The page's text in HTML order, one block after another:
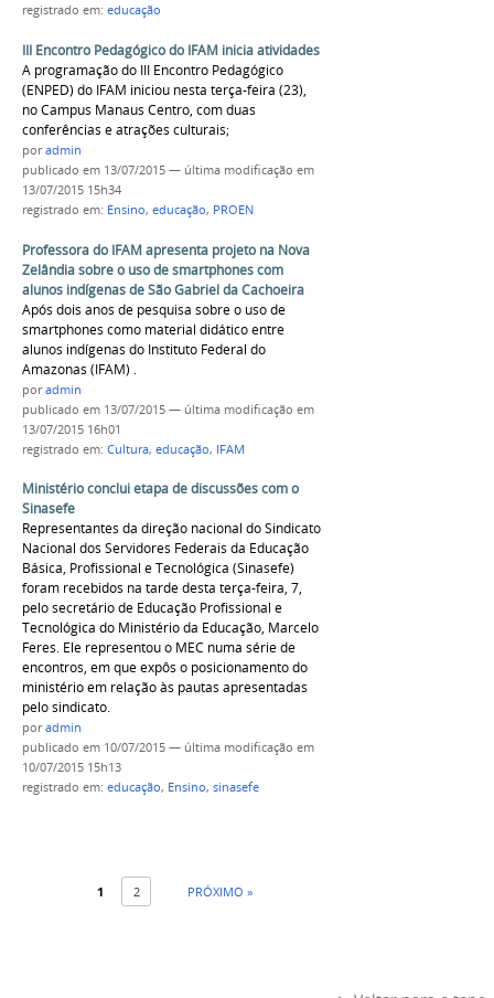
registrado em: educação
III Encontro Pedagógico do IFAM inicia atividades
A programação do III Encontro Pedagógico
(ENPED) do IFAM iniciou nesta terça-feira (23),
no Campus Manaus Centro, com duas
conferências e atrações culturais;
poradmin
publicado em 13/07/2015 — última modificação em
13/07/2015 15h34
registrado em: Ensino, educação, PROEN
Professora do IFAM apresenta projeto na Nova
Zelândia sobre o uso de smartphones com
alunos indígenas de São Gabriel da Cachoeira
Após dois anos de pesquisa sobre o uso de
smartphones como material didático entre
alunos indígenas do Instituto Federal do
Amazonas (IFAM) .
poradmin
publicado em 13/07/2015 — última modificação em
13/07/2015 16h01
registrado em: Cultura, educação, IFAM
Ministério conclui etapa de discussões com o
Sinasefe
Representantes da direção nacional do Sindicato
Nacional dos Servidores Federais da Educação
Básica, Profissional e Tecnológica (Sinasefe)
foram recebidos na tarde desta terça-feira, 7,
pelo secretário de Educação Profissional e
Tecnológica do Ministério da Educação, Marcelo
Feres. Ele representou o MEC numa série de
encontros, em que expôs o posicionamento do
ministério em relação às pautas apresentadas
pelo sindicato.
poradmin
publicado em 10/07/2015 — última modificação em
10/07/2015 15h13
registrado em: educação, Ensino, sinasefe
1 2 PRÓXIMO »